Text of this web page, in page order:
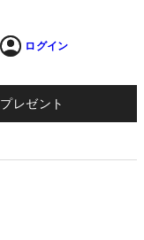
ログイン
プレゼント